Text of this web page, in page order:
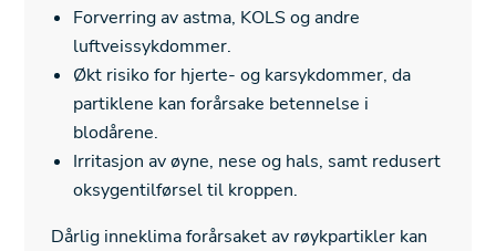
Forverring av astma, KOLS og andre
luftveissykdommer.
Økt risiko for hjerte- og karsykdommer, da
partiklene kan forårsake betennelse i
blodårene.
Irritasjon av øyne, nese og hals, samt redusert
oksygentilførsel til kroppen.
Dårlig inneklima forårsaket av røykpartikler kan